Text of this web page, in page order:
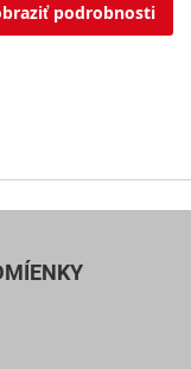
podrobnosti